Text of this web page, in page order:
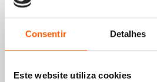
Consentir Detalhes
Este website utiliza cookies